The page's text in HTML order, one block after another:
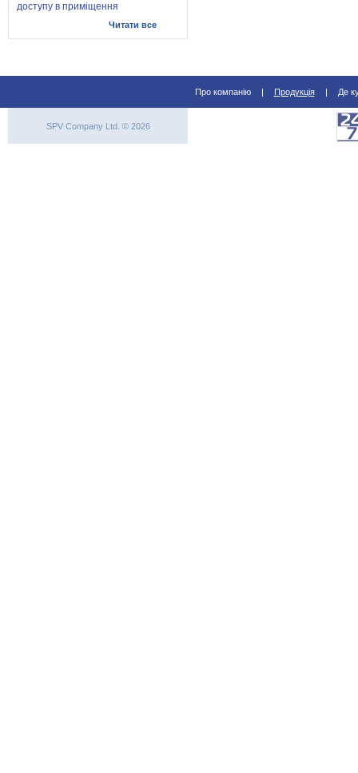
доступу в приміщення
Читати все
Про компанію | Продукція | Де
SPV Company Ltd. © 2026